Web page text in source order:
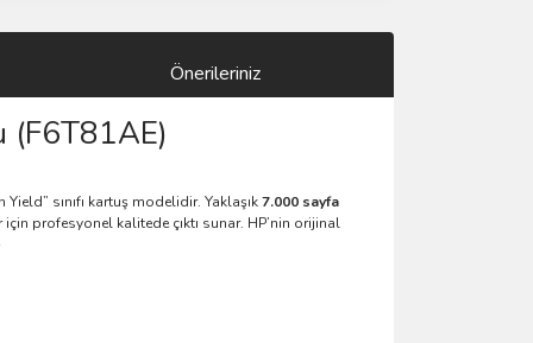
Önerileriniz
(F6T81AE)
sınıfı kartuş modelidir. Yaklaşık7.000 sayfa
profesyonel kalitede çıktı sunar. HP’nin orijinal